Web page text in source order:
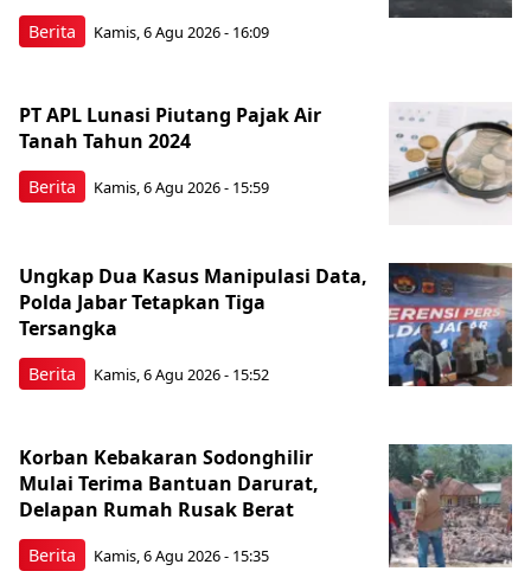
Berita Kamis, 6 Agu 2026 - 16:09
Berita
PT APL Lunasi Piutang Pajak Air
Tanah Tahun 2024
Kamis, 6 Agu 2026 - 15:59
Berita
Ungkap Dua Kasus Manipulasi Data,
Polda Jabar Tetapkan Tiga
Tersangka
Kamis, 6 Agu 2026 - 15:52
Berita
Korban Kebakaran Sodonghilir
Mulai Terima Bantuan Darurat,
Delapan Rumah Rusak Berat
Kamis, 6 Agu 2026 - 15:35